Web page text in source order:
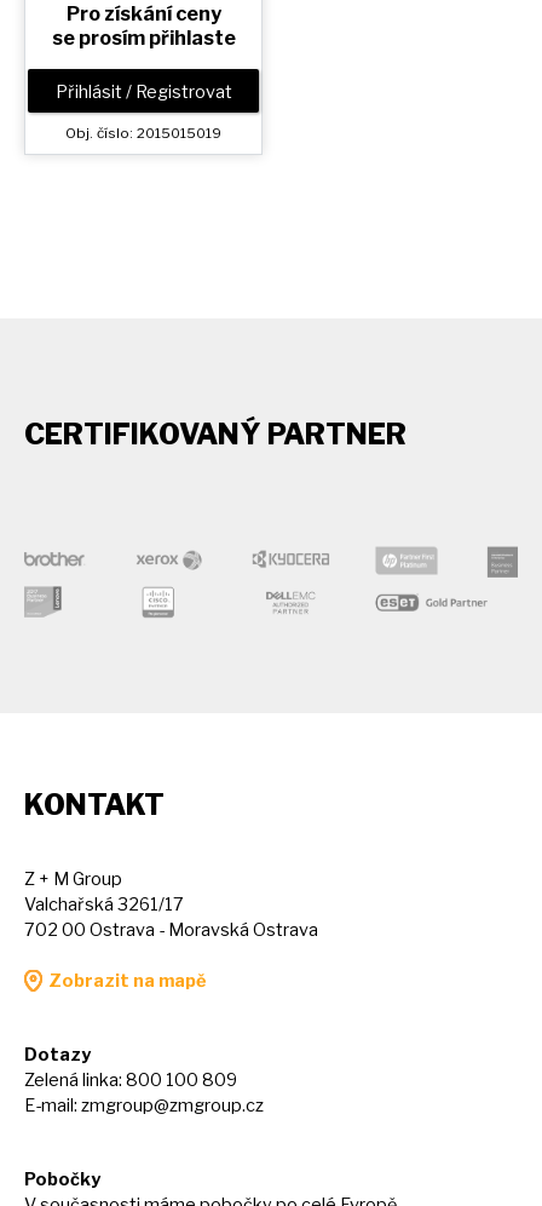
Pro získání ceny
se prosím přihlaste
Přihlásit / Registrovat
Obj. číslo: 2015015019
CERTIFIKOVANÝ PARTNER
KONTAKT
Z + M Group
Valchařská 3261/17
702 00 Ostrava - Moravská Ostrava
Zobrazit na mapě
Dotazy
Zelená linka: 800 100 809
E-mail: zmgroup@zmgroup.cz
Pobočky